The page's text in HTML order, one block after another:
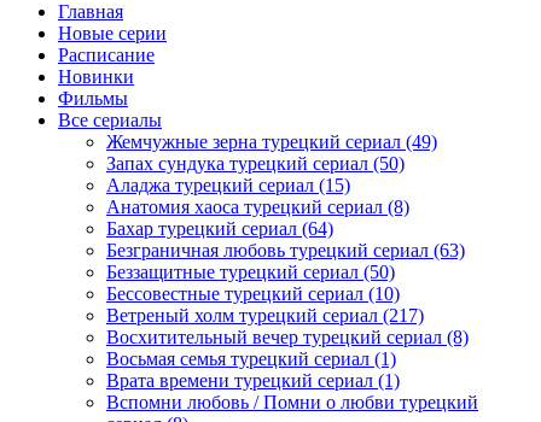
Главная
Новые серии
Расписание
Новинки
Фильмы
Все сериалы
Жемчужные зерна турецкий сериал (49)
Запах сундука турецкий сериал (50)
Аладжа турецкий сериал (15)
Анатомия хаоса турецкий сериал (8)
Бахар турецкий сериал (64)
Безграничная любовь турецкий сериал (63)
Беззащитные турецкий сериал (50)
Бессовестные турецкий сериал (10)
Ветреный холм турецкий сериал (217)
Восхитительный вечер турецкий сериал (8)
Восьмая семья турецкий сериал (1)
Врата времени турецкий сериал (1)
Вспомни любовь / Помни о любви турецкий